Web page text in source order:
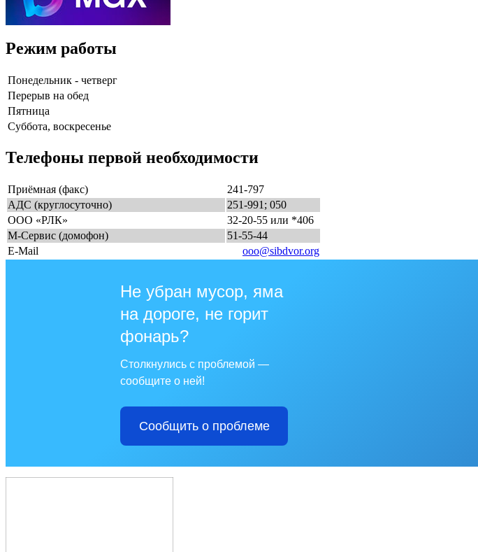
Режим работы
Понедельник - четверг
Перерыв на обед
Пятница
Суббота, воскресенье
Телефоны первой необходимости
Приёмная (факс)
241-797
АДС (круглосуточно)
251-991; 050
ООО «РЛК»
32-20-55 или *406
М-Сервис (домофон)
51-55-44
E-Mail
ooo@sibdvor.org
Не убран мусор, яма
на дороге, не горит
фонарь?
Столкнулись с проблемой —
сообщите о ней!
Сообщить о проблеме